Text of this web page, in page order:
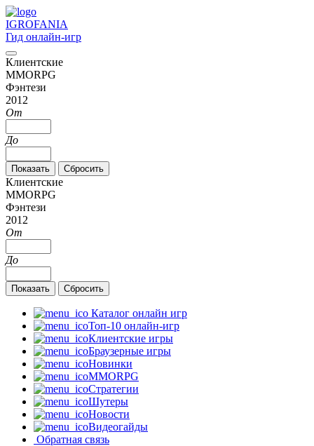
IGROFANIA
Гид онлайн-игр
Клиентские
MMORPG
Фэнтези
2012
От
До
Клиентские
MMORPG
Фэнтези
2012
От
До
Каталог онлайн игр
Топ-10 онлайн-игр
Клиентские игры
Браузерные игры
Новинки
MMORPG
Стратегии
Шутеры
Новости
Видеогайды
Обратная связь